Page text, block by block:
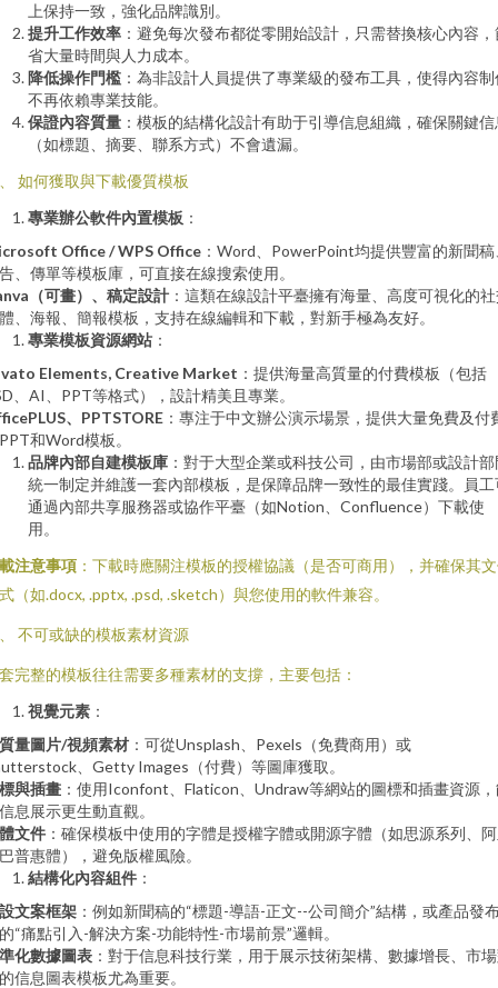
上保持一致，強化品牌識別。
提升工作效率 ：避免每次發布都從零開始設計，只需替換核心內容，
省大量時間與人力成本。
降低操作門檻 ：為非設計人員提供了專業級的發布工具，使得內容制
不再依賴專業技能。
保證內容質量 ：模板的結構化設計有助于引導信息組織，確保關鍵信
（如標題、摘要、聯系方式）不會遺漏。
如何獲取與下載優質模板
專業辦公軟件內置模板 ：
Office / WPS Office ：Word、PowerPoint均提供豐富的新聞稿
、傳單等模板庫，可直接在線搜索使用。
（可畫）、稿定設計 ：這類在線設計平臺擁有海量、高度可視化的
、海報、簡報模板，支持在線編輯和下載，對新手極為友好。
專業模板資源網站 ：
Elements, Creative Market ：提供海量高質量的付費模板（包括
、AI、PPT等格式），設計精美且專業。
、PPTSTORE ：專注于中文辦公演示場景，提供大量免費及付
和Word模板。
品牌內部自建模板庫 ：對于大型企業或科技公司，由市場部或設計
統一制定并維護一套內部模板，是保障品牌一致性的最佳實踐。員工
通過內部共享服務器或協作平臺（如Notion、Confluence）下載使
用。
注意事項 ：下載時應關注模板的授權協議（是否可商用），并確保其
（如.docx, .pptx, .psd, .sketch）與您使用的軟件兼容。
不可或缺的模板素材資源
完整的模板往往需要多種素材的支撐，主要包括：
視覺元素 ：
量圖片/視頻素材 ：可從Unsplash、Pexels（免費商用）或
、Getty Images（付費）等圖庫獲取。
與插畫 ：使用Iconfont、Flaticon、Undraw等網站的圖標和插畫資源
息展示更生動直觀。
文件 ：確保模板中使用的字體是授權字體或開源字體（如思源系列、
普惠體），避免版權風險。
結構化內容組件 ：
文案框架 ：例如新聞稿的“標題-導語-正文--公司簡介”結構，或產品發
“痛點引入-解決方案-功能特性-市場前景”邏輯。
化數據圖表 ：對于信息科技行業，用于展示技術架構、數據增長、市
信息圖表模板尤為重要。